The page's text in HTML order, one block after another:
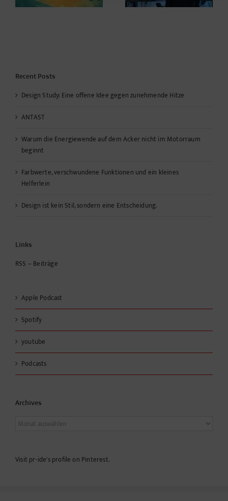
Mängel!*
Recent Posts
Design Study: Eine offene Idee gegen zunehmende Hitze
ANTAST
Warum die Energiewende auf dem Acker nicht im Motorraum
beginnt
Farbwerte, verschwundene Funktionen und ein kleines
Helferlein
Design ist kein Stil, sondern eine Entscheidung.
Links
RSS – Beiträge
Apple Podcast
Spotify
youtube
Podcasts
Archives
Archives
Visit pr-ide's profile on Pinterest.